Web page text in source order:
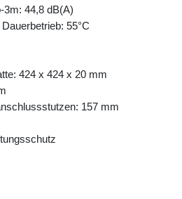
3m: 44,8 dB(A)
55°C
424 x 424 x 20 mm
157 mm